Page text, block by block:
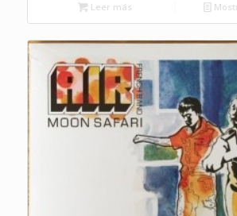
Leer más